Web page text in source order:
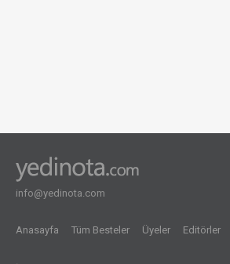
info@yedinota.com
Anasayfa Tüm Besteler Üyeler Editörler